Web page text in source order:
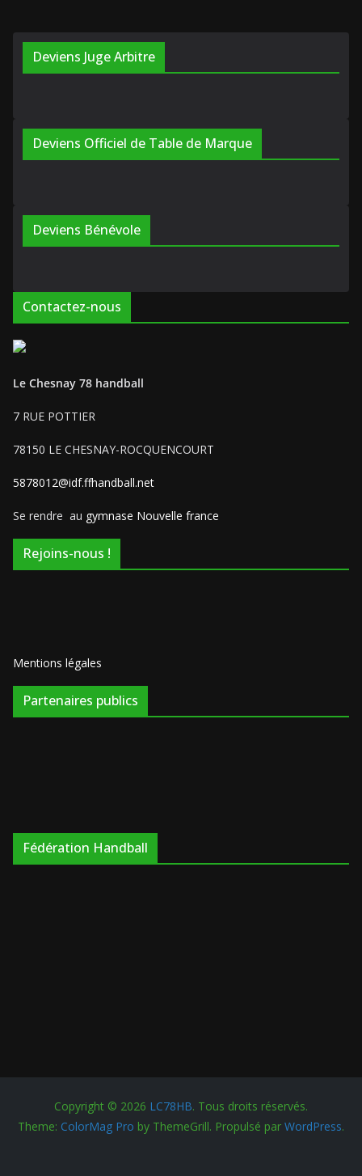
Deviens Juge Arbitre
Deviens Officiel de Table de Marque
Deviens Bénévole
Contactez-nous
Le Chesnay 78 handball
7 RUE POTTIER
78150 LE CHESNAY-ROCQUENCOURT
5878012@idf.ffhandball.net
Se rendre au gymnase Nouvelle france
Rejoins-nous !
Mentions légales
Partenaires publics
Fédération Handball
Copyright © 2026 LC78HB. Tous droits réservés.
Theme: ColorMag Pro by ThemeGrill. Propulsé par WordPress.